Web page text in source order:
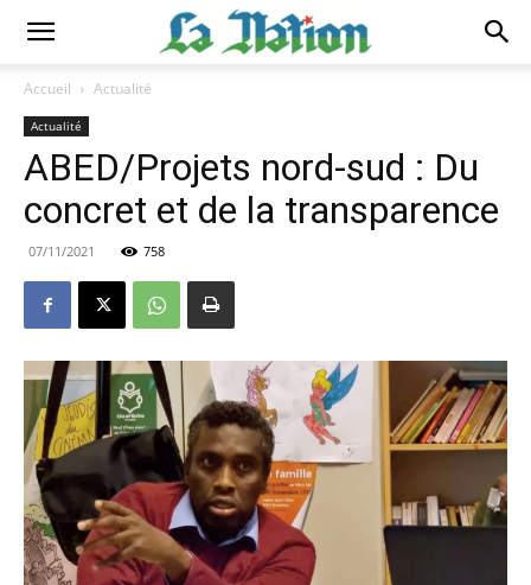
Accueil Actualité
Actualité
ABED/Projets nord-sud : Du
concret et de la transparence
07/11/2021 758